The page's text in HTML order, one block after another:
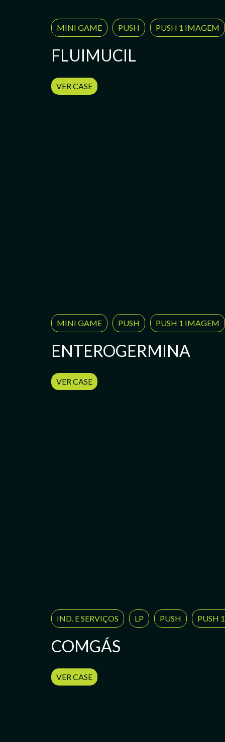
MINI GAME PUSH PUSH 1 IMAGEM
FLUIMUCIL
VER CASE
MINI GAME PUSH PUSH 1 IMAGEM
ENTEROGERMINA
VER CASE
IND. E SERVIÇOS LP PUSH PUSH
COMGÁS
VER CASE